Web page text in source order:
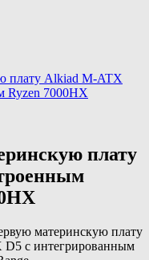
плату Alkiad M-ATX
Ryzen 7000HX
плату
материнскую плату
с интегрированным